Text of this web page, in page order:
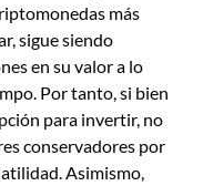
más
sigue siendo
en su valor a lo
Por tanto, si bien
para invertir, no
conservadores por
Asimismo,